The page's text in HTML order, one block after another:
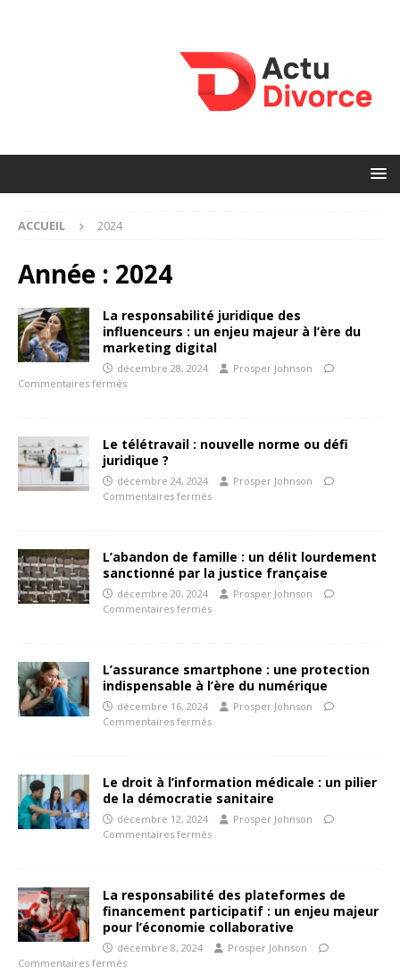
ACCUEIL 2024
Année : 2024
La responsabilité juridique des
influenceurs : un enjeu majeur à l’ère du
marketing digital
décembre 28, 2024
Prosper Johnson
Commentaires fermés
Le télétravail : nouvelle norme ou défi
juridique ?
décembre 24, 2024
Prosper Johnson
Commentaires fermés
L’abandon de famille : un délit lourdement
sanctionné par la justice française
décembre 20, 2024
Prosper Johnson
Commentaires fermés
L’assurance smartphone : une protection
indispensable à l’ère du numérique
décembre 16, 2024
Prosper Johnson
Commentaires fermés
Le droit à l’information médicale : un pilier
de la démocratie sanitaire
décembre 12, 2024
Prosper Johnson
Commentaires fermés
La responsabilité des plateformes de
financement participatif : un enjeu majeur
pour l’économie collaborative
décembre 8, 2024
Prosper Johnson
Commentaires fermés